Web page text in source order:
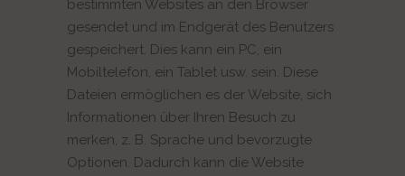
bestimmten Websites an den Browser
gesendet und im Endgerät des Benutzers
gespeichert. Dies kann ein PC, ein
Mobiltelefon, ein Tablet usw. sein. Diese
Dateien ermöglichen es der Website, sich
Informationen über Ihren Besuch zu
merken, z. B. Sprache und bevorzugte
Optionen. Dadurch kann die Website